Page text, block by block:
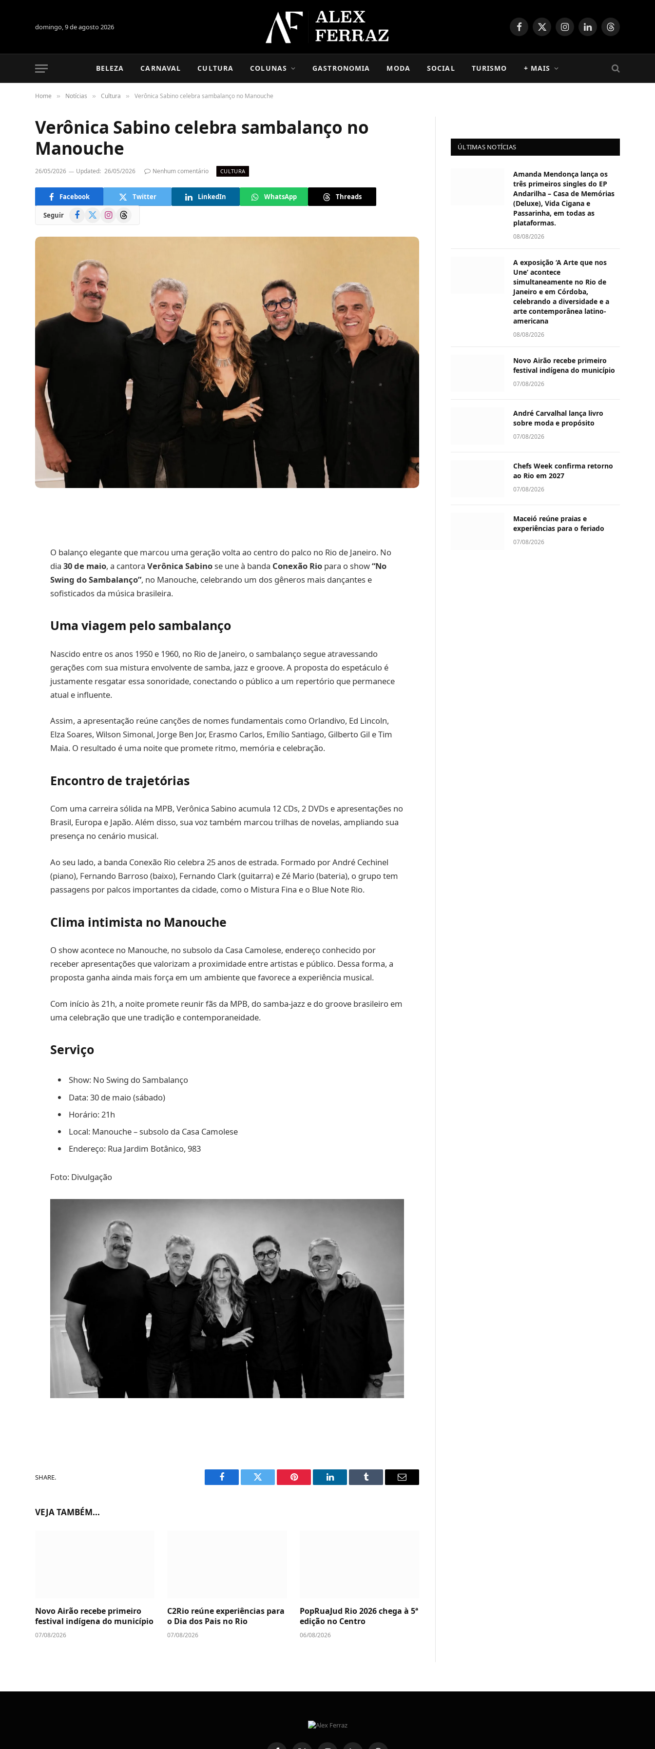
domingo, 9 de agosto 2026 Facebook
X
InstagramLinkedInThreads
BELEZA CARNAVAL CULTURA COLUNAS GASTRONOMIA MODA SOCIAL TURISMO + MAIS
Home » Notícias » Cultura » Verônica Sabino celebra sambalanço no Manouche
Verônica Sabino celebra sambalanço no
Manouche
26/05/2026 Updated: 26/05/2026 Nenhum comentário CULTURA
Facebook Twitter LinkedIn WhatsApp Threads
Seguir Facebook
(Twitter)
InstagramThreads
O balanço elegante que marcou uma geração volta ao centro do palco no Rio de Janeiro. No
dia 30 de maio, a cantora Verônica Sabinose une à banda Conexão Rio para o show“No
Swing do Sambalanço”, no Manouche, celebrando um dos gêneros mais dançantes e
sofisticados da música brasileira.
Uma viagem pelo sambalanço
Nascido entre os anos 1950 e 1960, no Rio de Janeiro, o sambalanço segue atravessando
gerações com sua mistura envolvente de samba, jazz e groove. A proposta do espetáculo é
justamente resgatar essa sonoridade, conectando o público a um repertório que permanece
atual e influente.
Assim, a apresentação reúne canções de nomes fundamentais como Orlandivo, Ed Lincoln,
Elza Soares, Wilson Simonal, Jorge Ben Jor, Erasmo Carlos, Emílio Santiago, Gilberto Gil e Tim
Maia. O resultado é uma noite que promete ritmo, memória e celebração.
Encontro de trajetórias
Com uma carreira sólida na MPB, Verônica Sabino acumula 12 CDs, 2 DVDs e apresentações no
Brasil, Europa e Japão. Além disso, sua voz também marcou trilhas de novelas, ampliando sua
presença no cenário musical.
Ao seu lado, a banda Conexão Rio celebra 25 anos de estrada. Formado por André Cechinel
(piano), Fernando Barroso (baixo), Fernando Clark (guitarra) e Zé Mario (bateria), o grupo tem
passagens por palcos importantes da cidade, como o Mistura Fina e o Blue Note Rio.
Clima intimista no Manouche
O show acontece no Manouche, no subsolo da Casa Camolese, endereço conhecido por
receber apresentações que valorizam a proximidade entre artistas e público. Dessa forma, a
proposta ganha ainda mais força em um ambiente que favorece a experiência musical.
Com início às 21h, a noite promete reunir fãs da MPB, do samba-jazz e do groove brasileiro em
uma celebração que une tradição e contemporaneidade.
Serviço
Show: No Swing do Sambalanço
Data: 30 de maio (sábado)
Horário: 21h
Local: Manouche – subsolo da Casa Camolese
Endereço: Rua Jardim Botânico, 983
Foto: Divulgação
SHARE.
Facebook Twitter Pinterest LinkedIn Tumblr Email
VEJA TAMBÉM...
Novo Airão recebe primeiro
festival indígena do município
07/08/2026
C2Rio reúne experiências para
o Dia dos Pais no Rio
07/08/2026
PopRuaJud Rio 2026 chega à 5ª
edição no Centro
06/08/2026
ÚLTIMAS NOTÍCIAS
Amanda Mendonça lança os
três primeiros singles do EP
Andarilha – Casa de Memórias
(Deluxe), Vida Cigana e
Passarinha, em todas as
plataformas.
08/08/2026
A exposição ‘A Arte que nos
Une’ acontece
simultaneamente no Rio de
Janeiro e em Córdoba,
celebrando a diversidade e a
arte contemporânea latino-
americana
08/08/2026
Novo Airão recebe primeiro
festival indígena do município
07/08/2026
André Carvalhal lança livro
sobre moda e propósito
07/08/2026
Chefs Week confirma retorno
ao Rio em 2027
07/08/2026
Maceió reúne praias e
experiências para o feriado
07/08/2026